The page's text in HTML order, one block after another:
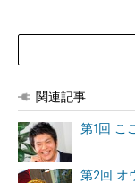
関連記事
第1回 こ
第2回 オ